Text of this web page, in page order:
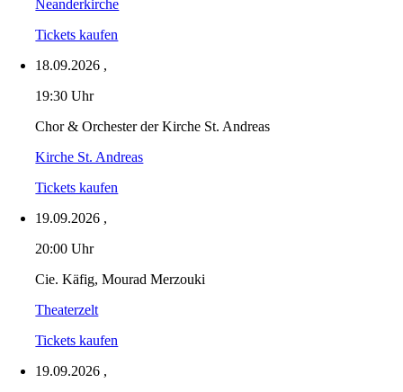
Neanderkirche
Tickets kaufen
18.09.2026 ,
19:30 Uhr
Chor & Orchester der Kirche St. Andreas
Kirche St. Andreas
Tickets kaufen
19.09.2026 ,
20:00 Uhr
Cie. Käfig, Mourad Merzouki
Theaterzelt
Tickets kaufen
19.09.2026 ,